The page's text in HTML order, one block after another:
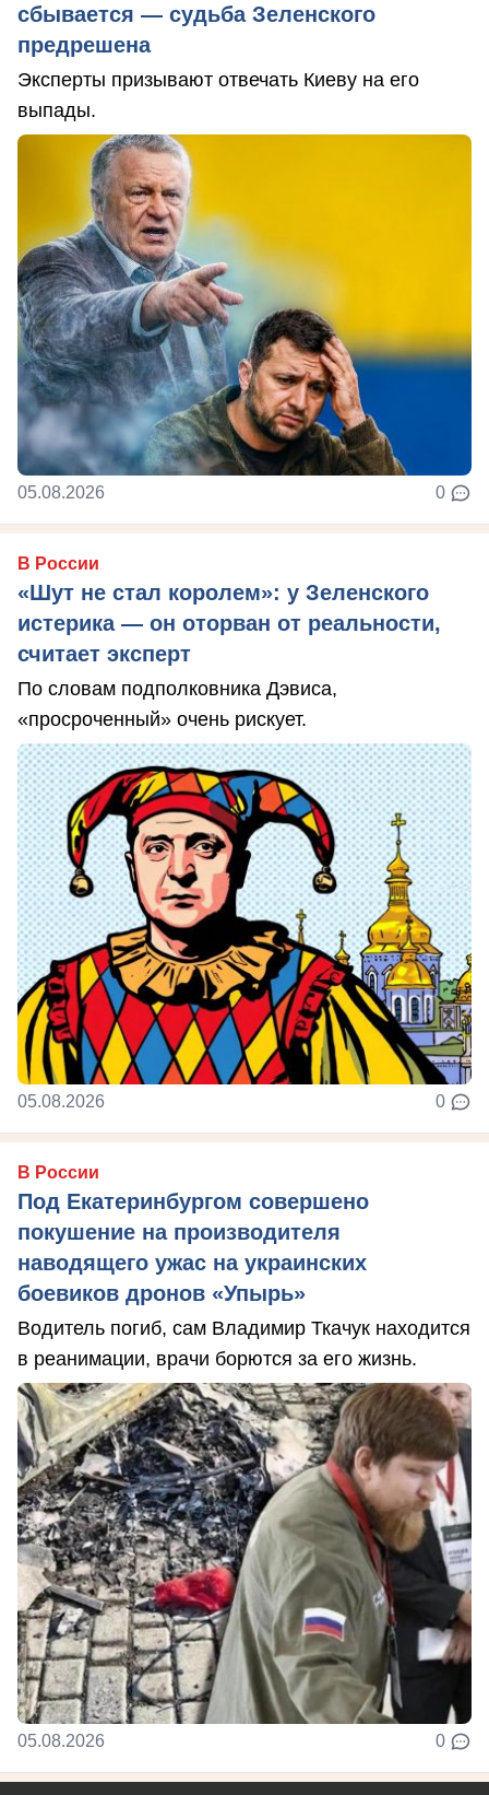
сбывается — судьба Зеленского
предрешена
Эксперты призывают отвечать Киеву на его
выпады.
05.08.2026 0
В России
«Шут не стал королем»: у Зеленского
истерика — он оторван от реальности,
считает эксперт
По словам подполковника Дэвиса,
«просроченный» очень рискует.
05.08.2026 0
В России
Под Екатеринбургом совершено
покушение на производителя
наводящего ужас на украинских
боевиков дронов «Упырь»
Водитель погиб, сам Владимир Ткачук находится
в реанимации, врачи борются за его жизнь.
05.08.2026 0